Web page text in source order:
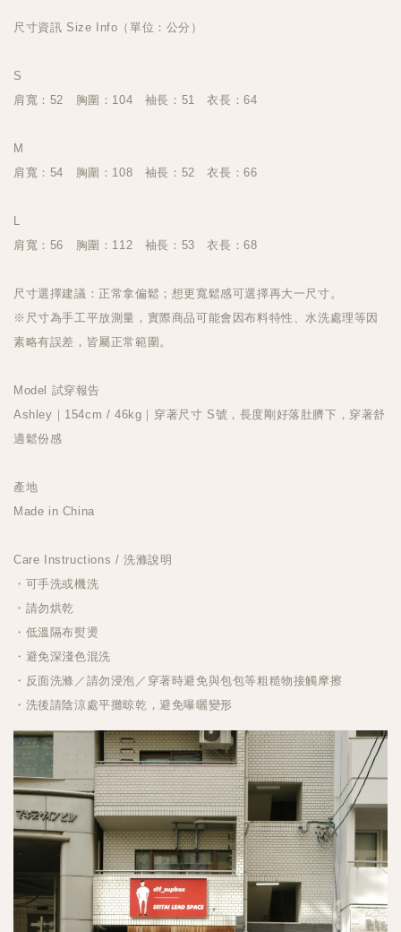
尺寸資訊 Size Info（單位：公分）
S
肩寬：52 胸圍：104 袖長：51 衣長：64
M
肩寬：54 胸圍：108 袖長：52 衣長：66
L
肩寬：56 胸圍：112 袖長：53 衣長：68
尺寸選擇建議：正常拿偏鬆；想更寬鬆感可選擇再大一尺寸。
※尺寸為手工平放測量，實際商品可能會因布料特性、水洗處理等因
素略有誤差，皆屬正常範圍。
Model 試穿報告
Ashley｜154cm / 46kg｜穿著尺寸 S號，長度剛好落肚臍下，穿著舒
適鬆份感
產地
Made in China
Care Instructions / 洗滌說明
・可手洗或機洗
・請勿烘乾
・低溫隔布熨燙
・避免深淺色混洗
・反面洗滌／請勿浸泡／穿著時避免與包包等粗糙物接觸摩擦
・洗後請陰涼處平攤晾乾，避免曝曬變形